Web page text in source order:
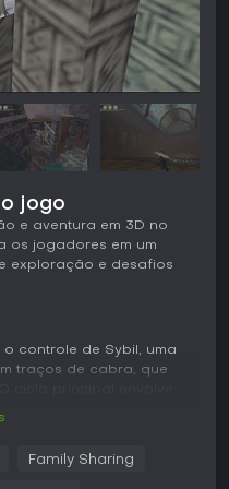
jogo
e aventura em 3D no
os jogadores em um
exploração e desafios
o controle de Sybil, uma
traços de cabra, que
ar, wall running e sliding,
Family Sharing